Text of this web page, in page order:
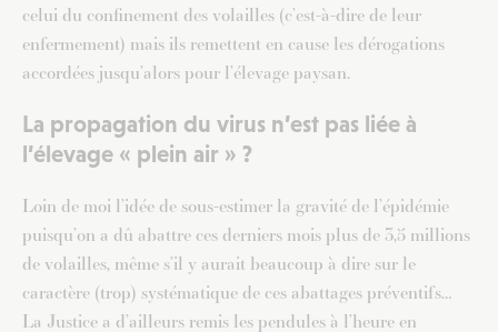
celui du confinement des volailles (c’est-à-dire de leur
enfermement) mais ils remettent en cause les dérogations
accordées jusqu’alors pour l’élevage paysan.
La propagation du virus n’est pas liée à
l’élevage « plein air » ?
Loin de moi l’idée de sous-estimer la gravité de l’épidémie
puisqu’on a dû abattre ces derniers mois plus de 3,5 millions
de volailles, même s’il y aurait beaucoup à dire sur le
caractère (trop) systématique de ces abattages préventifs…
La Justice a d’ailleurs remis les pendules à l’heure en